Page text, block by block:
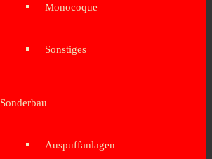
Monocoque
Sonstiges
Sonderbau
Auspuffanlagen